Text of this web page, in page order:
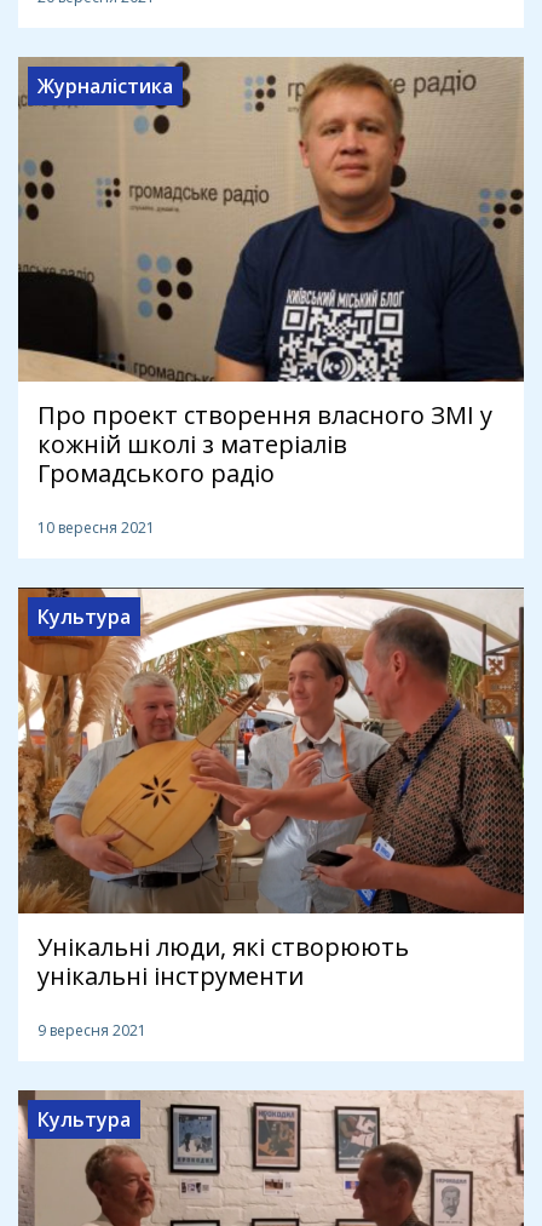
Журналістика
Про проект створення власного ЗМІ у
кожній школі з матеріалів
Громадського радіо
10 вересня 2021
Культура
Унікальні люди, які створюють
унікальні інструменти
9 вересня 2021
Культура